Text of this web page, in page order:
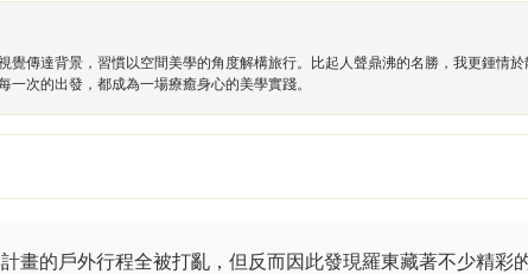
傳達背景，習慣以空間美學的角度解構旅行。比起人聲鼎沸的名勝，我更鍾情
次的出發，都成為一場療癒身心的美學實踐。
畫的戶外行程全被打亂，但反而因此發現羅東藏著不少精彩